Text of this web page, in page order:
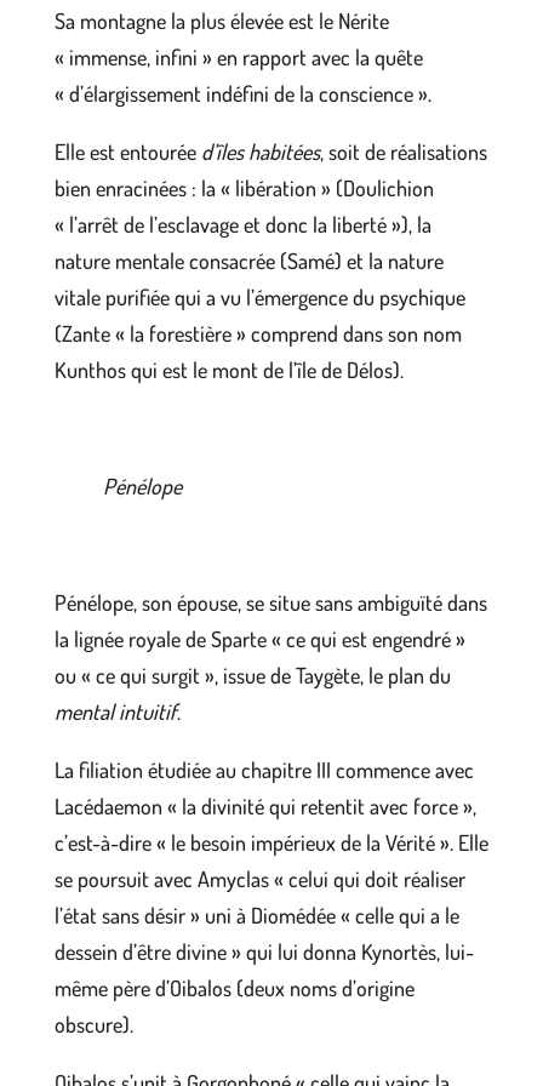
Sa montagne la plus élevée est le Nérite
« immense, infini » en rapport avec la quête
« d’élargissement indéfini de la conscience ».
Elle est entourée d’îles habitées, soit de réalisations
bien enracinées : la « libération » (Doulichion
« l’arrêt de l’esclavage et donc la liberté »), la
nature mentale consacrée (Samé) et la nature
vitale purifiée qui a vu l’émergence du psychique
(Zante « la forestière » comprend dans son nom
Kunthos qui est le mont de l’île de Délos).
Pénélope
Pénélope, son épouse, se situe sans ambiguïté dans
la lignée royale de Sparte « ce qui est engendré »
ou « ce qui surgit », issue de Taygète, le plan du
mental intuitif.
La filiation étudiée au chapitre III commence avec
Lacédaemon « la divinité qui retentit avec force »,
c’est-à-dire « le besoin impérieux de la Vérité ». Elle
se poursuit avec Amyclas « celui qui doit réaliser
l’état sans désir » uni à Diomédée « celle qui a le
dessein d’être divine » qui lui donna Kynortès, lui-
même père d’Oibalos (deux noms d’origine
obscure).